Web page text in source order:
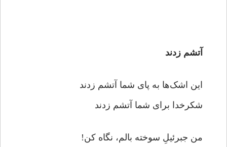
آتشم زدند
این اشک‌ها به پای شما آتشم زدند
شکرخدا برای شما آتشم زدند
من جبرئیلِ سوخته بالم، نگاه کن!